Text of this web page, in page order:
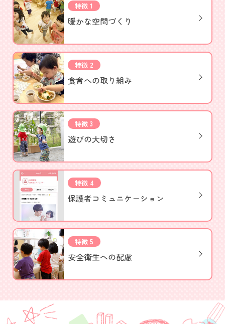
特徴 1
暖かな空間づくり
特徴 2
食育への取り組み
特徴 3
遊びの大切さ
特徴 4
保護者コミュニケーション
特徴 5
安全衛生への配慮